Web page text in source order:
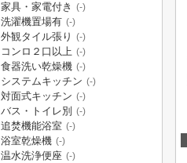
家具・家電付き (-)
洗濯機置場有 (-)
外観タイル張り (-)
コンロ２口以上 (-)
食器洗い乾燥機 (-)
システムキッチン (-)
対面式キッチン (-)
バス・トイレ別 (-)
追焚機能浴室 (-)
浴室乾燥機 (-)
温水洗浄便座 (-)